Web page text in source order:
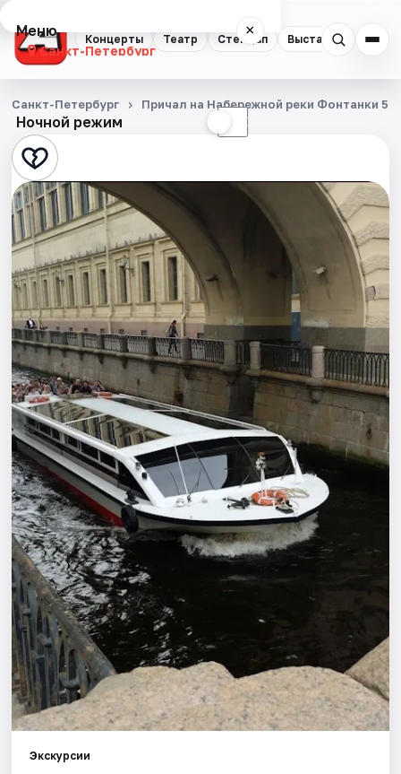
Концерты Театр Стендап Выставки
Меню ×
Санкт-Петербург
Концерты
Театр
Стендап
Выставки
Квесты
Экскурсии
Спорт
События
Города
Площадки
Артисты
Рейтинги
Ночной режим ☾
Санкт-Петербург Причал на Набережной реки Фонтанки 53
Экскурсии